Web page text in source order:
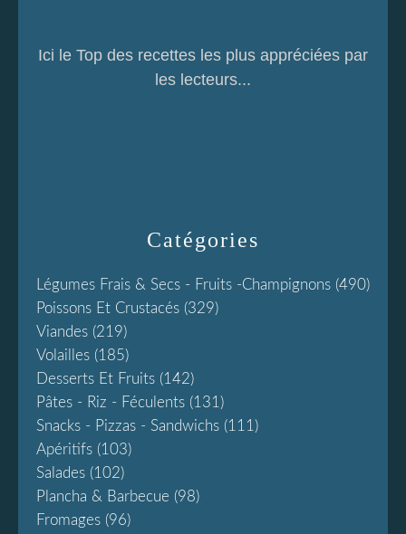
Catégories
Légumes Frais & Secs - Fruits -champignons (490)
Poissons Et Crustacés (329)
Viandes (219)
Volailles (185)
Desserts Et Fruits (142)
Pâtes - Riz - Féculents (131)
Snacks - Pizzas - Sandwichs (111)
Apéritifs (103)
Salades (102)
Plancha & Barbecue (98)
Fromages (96)
Ici le Top des recettes les plus appréciées par
les lecteurs...